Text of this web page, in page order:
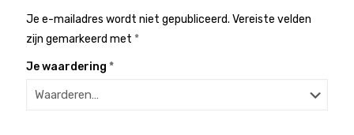
Je e-mailadres wordt niet gepubliceerd. Vereiste velden
zijn gemarkeerd met *
Je waardering *